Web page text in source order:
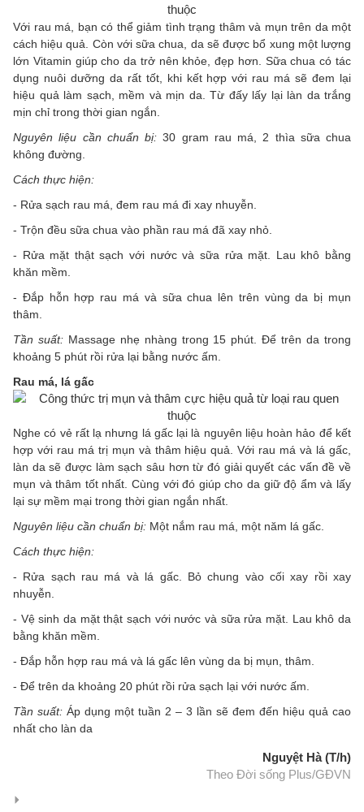
Với rau má, bạn có thể giảm tình trạng thâm và mụn trên da một
cách hiệu quả. Còn với sữa chua, da sẽ được bổ xung một lượng
lớn Vitamin giúp cho da trở nên khỏe, đẹp hơn. Sữa chua có tác
dụng nuôi dưỡng da rất tốt, khi kết hợp với rau má sẽ đem lại
hiệu quả làm sạch, mềm và mịn da. Từ đấy lấy lại làn da trắng
mịn chỉ trong thời gian ngắn.
Nguyên liệu cần chuẩn bị: 30 gram rau má, 2 thìa sữa chua
không đường.
Cách thực hiện:
- Rửa sạch rau má, đem rau má đi xay nhuyễn.
- Trộn đều sữa chua vào phần rau má đã xay nhỏ.
- Rửa mặt thật sạch với nước và sữa rửa mặt. Lau khô bằng
khăn mềm.
- Đắp hỗn hợp rau má và sữa chua lên trên vùng da bị mụn
thâm.
Tần suất:Massage nhẹ nhàng trong 15 phút. Để trên da trong
khoảng 5 phút rồi rửa lại bằng nước ấm.
Rau má, lá gấc
Nghe có vẻ rất lạ nhưng lá gấc lại là nguyên liệu hoàn hảo để kết
hợp với rau má trị mụn và thâm hiệu quả. Với rau má và lá gấc,
làn da sẽ được làm sạch sâu hơn từ đó giải quyết các vấn đề về
mụn và thâm tốt nhất. Cùng với đó giúp cho da giữ độ ẩm và lấy
lại sự mềm mại trong thời gian ngắn nhất.
Nguyên liệu cần chuẩn bị: Một nắm rau má, một năm lá gấc.
Cách thực hiện:
- Rửa sạch rau má và lá gấc. Bỏ chung vào cối xay rồi xay
nhuyễn.
- Vệ sinh da mặt thật sạch với nước và sữa rửa mặt. Lau khô da
bằng khăn mềm.
- Đắp hỗn hợp rau má và lá gấc lên vùng da bị mụn, thâm.
- Để trên da khoảng 20 phút rồi rửa sạch lại với nước ấm.
Tần suất: Áp dụng một tuần 2 – 3 lần sẽ đem đến hiệu quả cao
nhất cho làn da
Nguyệt Hà (T/h)
Theo Đời sống Plus/GĐVN